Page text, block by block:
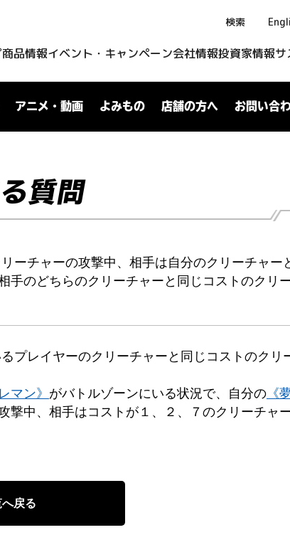
検索
商品情報イベント・キャンペーン会社情報投資家情報サ
アニメ・動画 よみもの 店舗の方へ お問い合
質問
ーチャーの攻撃中、相手は自分のクリーチャー
手のどちらのクリーチャーと同じコストのクリ
プレイヤーのクリーチャーと同じコストのクリ
マン》 がバトルゾーンにいる状況で、自分の 《
撃中、相手はコストが１、２、７のクリーチャ
戻る